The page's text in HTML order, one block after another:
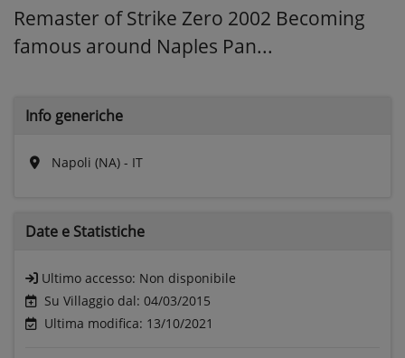
Remaster of Strike Zero 2002 Becoming
famous around Naples Pan...
Info generiche
Napoli (NA) - IT
Date e Statistiche
Ultimo accesso: Non disponibile
Su Villaggio dal: 04/03/2015
Ultima modifica: 13/10/2021